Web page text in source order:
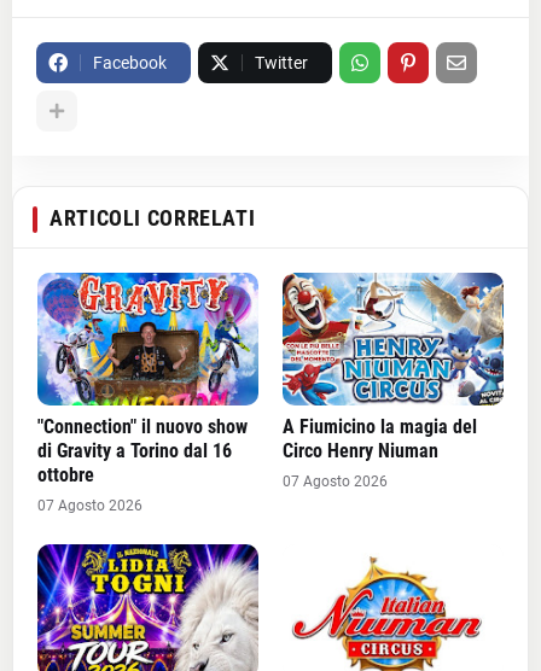
Facebook Twitter
ARTICOLI CORRELATI
"Connection" il nuovo show
di Gravity a Torino dal 16
ottobre
07 Agosto 2026
A Fiumicino la magia del
Circo Henry Niuman
07 Agosto 2026